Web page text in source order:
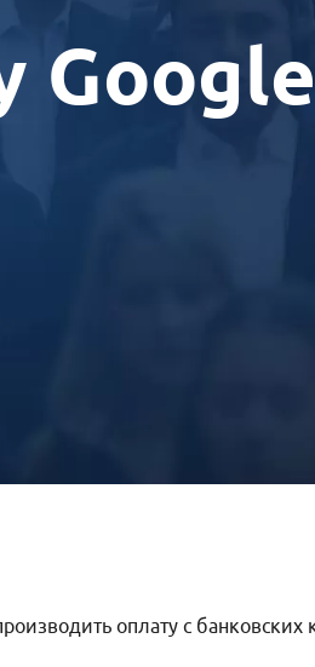
оплату с банковских